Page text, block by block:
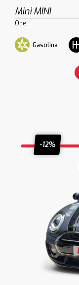
Mini MINI
One
Gasolina
-12%